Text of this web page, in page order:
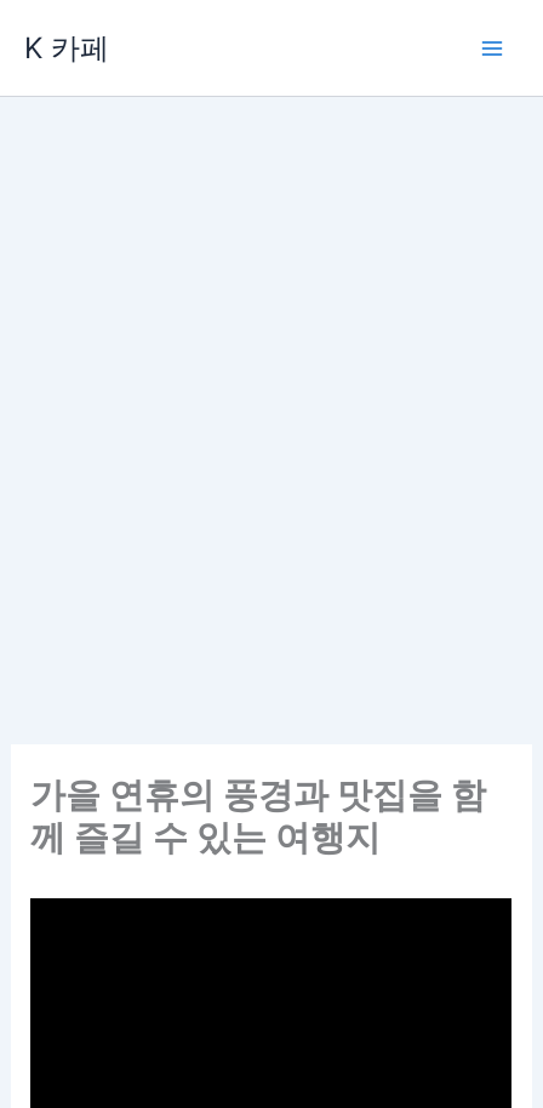
K 카페
가을 연휴의 풍경과 맛집을 함
께 즐길 수 있는 여행지